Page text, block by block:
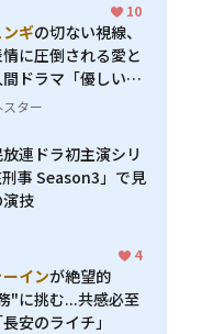
10
ギの切ない視線、
に圧倒される――愛と
ドラマ「優しい
ター
連ドラ初主演シリ
事 Season3」で見
技
4
インが絶望的
"に挑む...共感必至
安のライチ」